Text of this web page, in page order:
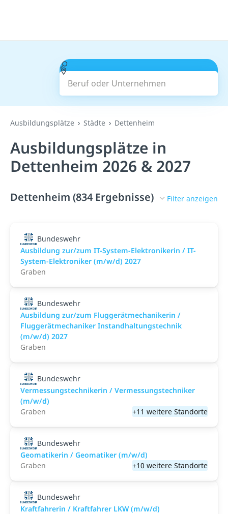
Beruf oder Unternehmen
Suchen
Ausbildungsplätze Städte Dettenheim
Ausbildungsplätze in
Dettenheim 2026 & 2027
Dettenheim (834 Ergebnisse) Filter anzeigen
Bundeswehr
Ausbildung zur/zum IT-System-Elektronikerin / IT-
System-Elektroniker (m/w/d) 2027
Graben
Bundeswehr
Ausbildung zur/zum Fluggerätmechanikerin /
Fluggerätmechaniker Instandhaltungstechnik
(m/w/d) 2027
Graben
Bundeswehr
Vermessungstechnikerin / Vermessungstechniker
(m/w/d)
Graben
+11 weitere Standorte
Bundeswehr
Geomatikerin / Geomatiker (m/w/d)
Graben
+10 weitere Standorte
Bundeswehr
Kraftfahrerin / Kraftfahrer LKW (m/w/d)